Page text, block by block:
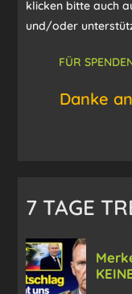
klicken bitte auch
und/oder
FÜR
Danke
7 TAGE